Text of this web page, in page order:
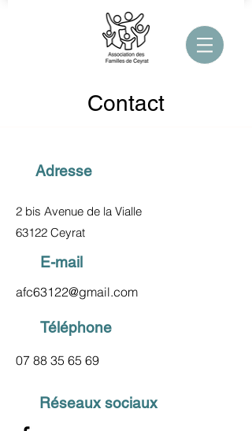
Contact
Adresse
2 bis Avenue de la Vialle
63122 Ceyrat
E-mail
afc63122@gmail.com
Téléphone
07 88 35 65 69
Réseaux sociaux